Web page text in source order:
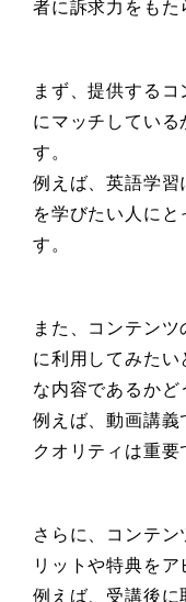
者に訴求力をもた
まず、提供する
にマッチしてい
す。
例えば、英語学
を学びたい人にと
す。
また、コンテン
に利用してみた
な内容であるかど
例えば、動画講
クオリティは重要
さらに、コンテ
リットや特典をア
例えば、受講後に